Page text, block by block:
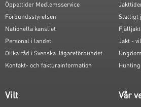
Öppettider Medlemsservice
Förbundsstyrelsen
Nationella kansliet
Personal i landet
Olika råd i Svenska Jägareförbundet
Kontakt- och fakturainformation
Statligt
Jakt -
Ungdom
Vilt Vår